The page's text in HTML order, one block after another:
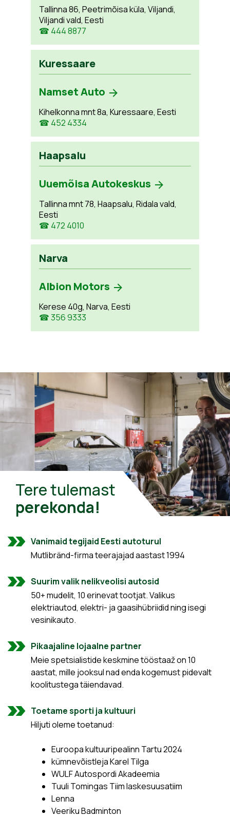
Tallinna 86, Peetrimõisa küla, Viljandi,
Viljandi vald, Eesti
☎ 444 8877
Kuressaare
Namset Auto
Kihelkonna mnt 8a, Kuressaare, Eesti
☎ 452 4334
Haapsalu
Uuemõisa Autokeskus
Tallinna mnt 78, Haapsalu, Ridala vald,
Eesti
☎ 472 4010
Narva
Albion Motors
Kerese 40g, Narva, Eesti
☎ 356 9333
Tere tulemast
perekonda!
Vanimaid tegijaid Eesti autoturul
Mutlibränd-firma teerajajad aastast 1994
Suurim valik nelikveolisi autosid
50+ mudelit, 10 erinevat tootjat. Valikus
elektriautod, elektri- ja gaasihübriidid ning isegi
vesinikauto.
Pikaajaline lojaalne partner
Meie spetsialistide keskmine tööstaaž on 10
aastat, mille jooksul nad enda kogemust pidevalt
koolitustega täiendavad.
Toetame sporti ja kultuuri
Hiljuti oleme toetanud:
Euroopa kultuuripealinn Tartu 2024
kümnevõistleja Karel Tilga
WULF Autospordi Akadeemia
Tuuli Tomingas Tiim laskesuusatiim
Lenna
Veeriku Badminton